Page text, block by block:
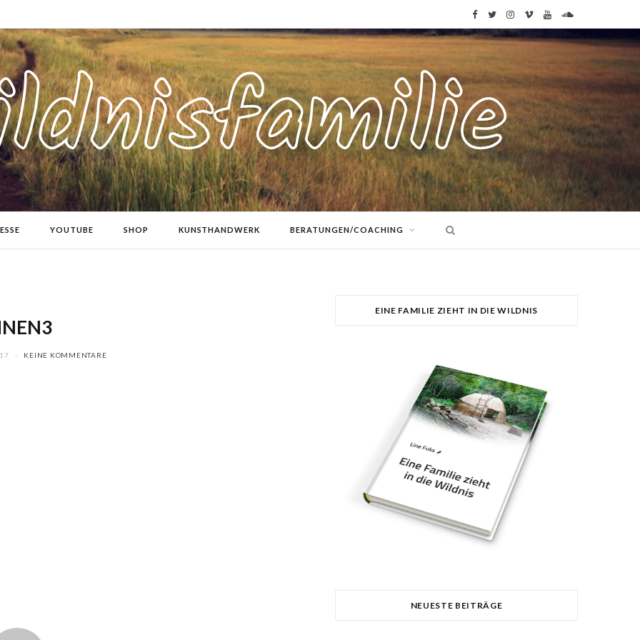
F
a
e
b
o
k
T
w
t
t
e
r
I
n
t
r
a
V
i
e
o
Y
o
T
u
S
o
d
o
YOUTUBE SHOP KUNSTHANDWERK BERATUNGEN/COACHING
KEINE KOMMENTARE
EINE FAMILIE ZIEHT IN DIE WILDNIS
NEUESTE BEITRÄGE